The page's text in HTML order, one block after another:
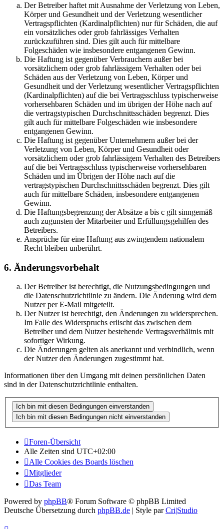
Der Betreiber haftet mit Ausnahme der Verletzung von Leben,
Körper und Gesundheit und der Verletzung wesentlicher
Vertragspflichten (Kardinalpflichten) nur für Schäden, die auf
ein vorsätzliches oder grob fahrlässiges Verhalten
zurückzuführen sind. Dies gilt auch für mittelbare
Folgeschäden wie insbesondere entgangenen Gewinn.
Die Haftung ist gegenüber Verbrauchern außer bei
vorsätzlichem oder grob fahrlässigem Verhalten oder bei
Schäden aus der Verletzung von Leben, Körper und
Gesundheit und der Verletzung wesentlicher Vertragspflichten
(Kardinalpflichten) auf die bei Vertragsschluss typischerweise
vorhersehbaren Schäden und im übrigen der Höhe nach auf
die vertragstypischen Durchschnittsschäden begrenzt. Dies
gilt auch für mittelbare Folgeschäden wie insbesondere
entgangenen Gewinn.
Die Haftung ist gegenüber Unternehmern außer bei der
Verletzung von Leben, Körper und Gesundheit oder
vorsätzlichem oder grob fahrlässigem Verhalten des Betreibers
auf die bei Vertragsschluss typischerweise vorhersehbaren
Schäden und im Übrigen der Höhe nach auf die
vertragstypischen Durchschnittsschäden begrenzt. Dies gilt
auch für mittelbare Schäden, insbesondere entgangenen
Gewinn.
Die Haftungsbegrenzung der Absätze a bis c gilt sinngemäß
auch zugunsten der Mitarbeiter und Erfüllungsgehilfen des
Betreibers.
Ansprüche für eine Haftung aus zwingendem nationalem
Recht bleiben unberührt.
6. Änderungsvorbehalt
Der Betreiber ist berechtigt, die Nutzungsbedingungen und
die Datenschutzrichtlinie zu ändern. Die Änderung wird dem
Nutzer per E-Mail mitgeteilt.
Der Nutzer ist berechtigt, den Änderungen zu widersprechen.
Im Falle des Widerspruchs erlischt das zwischen dem
Betreiber und dem Nutzer bestehende Vertragsverhältnis mit
sofortiger Wirkung.
Die Änderungen gelten als anerkannt und verbindlich, wenn
der Nutzer den Änderungen zugestimmt hat.
Informationen über den Umgang mit deinen persönlichen Daten
sind in der Datenschutzrichtlinie enthalten.
Foren-Übersicht
Alle Zeiten sind UTC+02:00
Alle Cookies des Boards löschen
Mitglieder
Das Team
Powered by phpBB® Forum Software © phpBB Limited
Deutsche Übersetzung durch phpBB.de | Style parCri|Studio